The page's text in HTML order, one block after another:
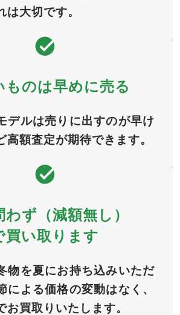
は大切です。
ものは早めに売る
デルは売りに出すのが早け
高額査定が期待できます。
わず（減額無し）
買い取ります
物を夏にお持ち込みいただ
による価格の変動はなく、
お買取りいたします。